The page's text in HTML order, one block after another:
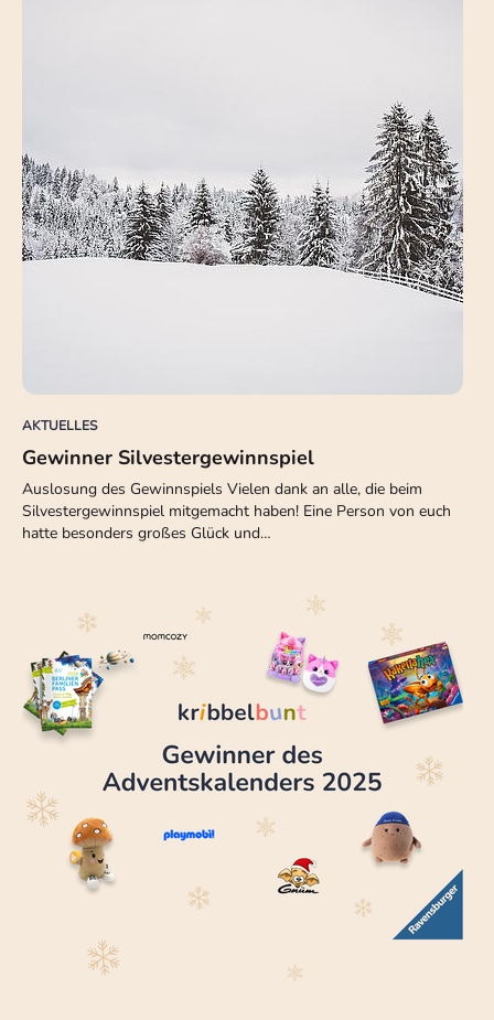
AKTUELLES
Gewinner Silvestergewinnspiel
Auslosung des Gewinnspiels Vielen dank an alle, die beim
Silvestergewinnspiel mitgemacht haben! Eine Person von euch
hatte besonders großes Glück und…